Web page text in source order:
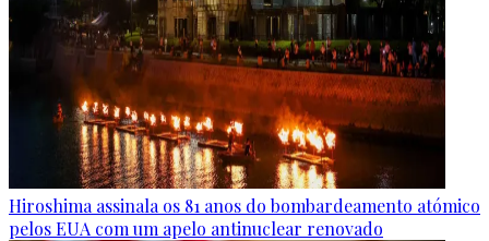
Hiroshima assinala os 81 anos do bombardeamento atómico
pelos EUA com um apelo antinuclear renovado